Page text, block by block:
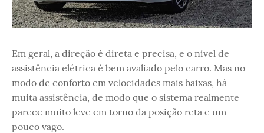
Em geral, a direção é direta e precisa, e o nível de
assistência elétrica é bem avaliado pelo carro. Mas no
modo de conforto em velocidades mais baixas, há
muita assistência, de modo que o sistema realmente
parece muito leve em torno da posição reta e um
pouco vago.